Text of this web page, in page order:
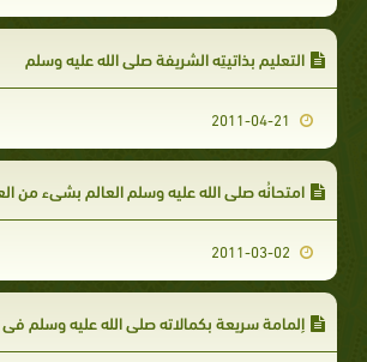
التعليم بذاتيتِه الشريفة صلى الله عليه وسلم
امتحانُه صلى الله عليه وسلم العالم بشيء من العلم
إلمامة سريعة بكمالاته صلى الله عليه وسلم في